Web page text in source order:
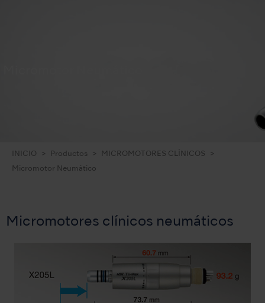
INICIO Productos MICROMOTORES CLÍNICOS
Micromotor Neumático
Micromotores clínicos neumáticos